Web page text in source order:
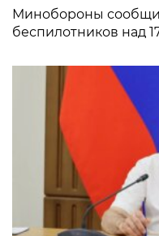
Минобороны
беспилотников над